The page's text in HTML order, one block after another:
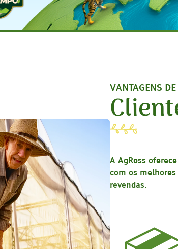
VANTAGENS DE
A AgRoss
com os
revendas.